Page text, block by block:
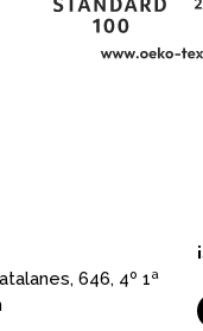
646, 4º 1ª